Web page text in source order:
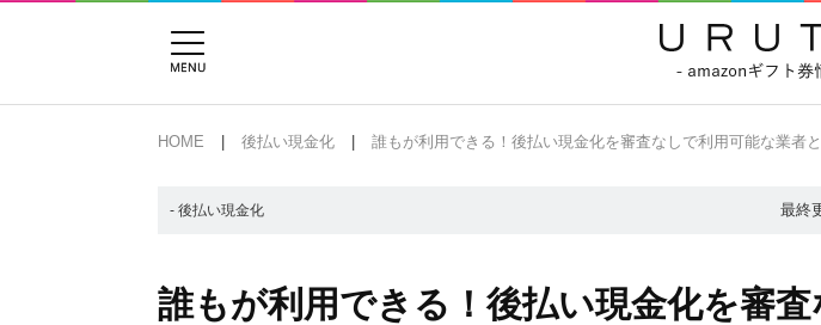
HOME 後払い現金化 誰もが利用できる！後払い現金化を審査なしで利用可能な業者
- 後払い現金化 最終
誰もが利用できる！後払い現金化を審査